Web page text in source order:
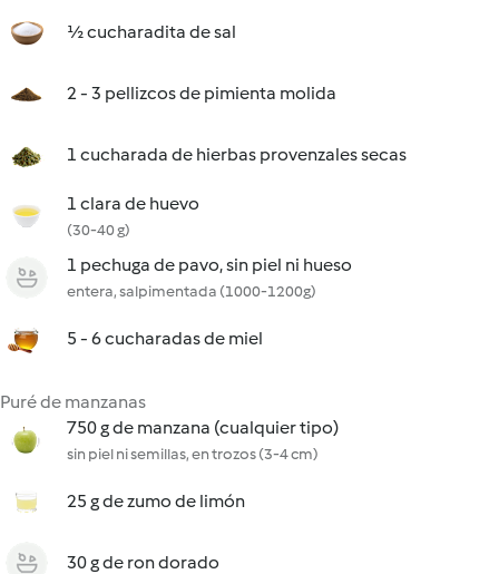
½ cucharadita de sal
2 - 3 pellizcos de pimienta molida
1 cucharada de hierbas provenzales secas
1 clara de huevo
(30-40 g)
1 pechuga de pavo, sin piel ni hueso
entera, salpimentada (1000-1200g)
5 - 6 cucharadas de miel
Puré de manzanas
750 g de manzana (cualquier tipo)
sin piel ni semillas, en trozos (3-4 cm)
25 g de zumo de limón
30 g de ron dorado